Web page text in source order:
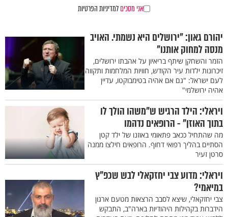
אני מסכיםלמדיניות הפרטיות
יהורם גאון: "ירושלים היא נשמתי. האויב
מנסה למחוק אותנו"
הזמר והשחקן שיתף בריאיון על אהבתו ירושלים,
זיכרונות ילדות עיר הקודש, חוויות המלחמות ותקווה
לעם ישראל: "גם אם אהיה בטימבוקטו, עדיין
אהיה ירושלמי"
ויראלי: הילד הרגיש ש"משהו הולך לו
בתוך האוזן" - הרופאים נדהמו
מה שהתחיל ככאב פתאומי באוזנו של ילד קטן
הסתיים בהליך רפואי דחוף. הרופאים חילצו ממנה
סרטן זעיר
ויראלי: מדוע צבי יחזקאלי לבש שכפ"ץ
במיאמי?
צבי יחזקאלי, שיצא לסבב הרצאות מטעם ארגון
הידברות בקהילות היהודיות בארה"ב, התבקש